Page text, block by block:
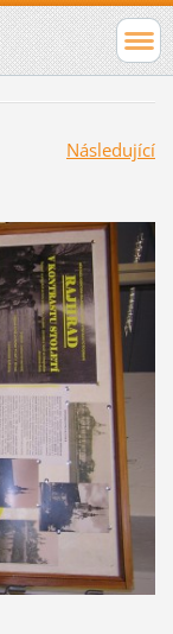
Následující